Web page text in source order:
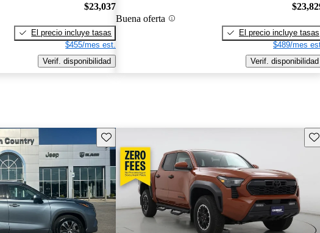
$23,037
El precio incluye tasas
$455/mes est.
Verif. disponibilidad
Buena oferta
El precio incluye tasas
$489/mes
Verif. disponibilidad
Guarda este Aviso